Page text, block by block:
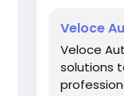
Veloce
Veloce
solutions